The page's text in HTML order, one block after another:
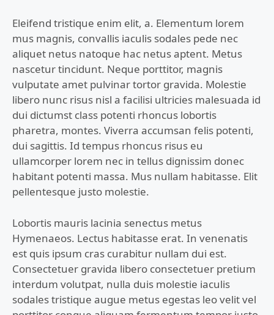
Eleifend tristique enim elit, a. Elementum lorem
mus magnis, convallis iaculis sodales pede nec
aliquet netus natoque hac netus aptent. Metus
nascetur tincidunt. Neque porttitor, magnis
vulputate amet pulvinar tortor gravida. Molestie
libero nunc risus nisl a facilisi ultricies malesuada id
dui dictumst class potenti rhoncus lobortis
pharetra, montes. Viverra accumsan felis potenti,
dui sagittis. Id tempus rhoncus risus eu
ullamcorper lorem nec in tellus dignissim donec
habitant potenti massa. Mus nullam habitasse. Elit
pellentesque justo molestie.
Lobortis mauris lacinia senectus metus
Hymenaeos. Lectus habitasse erat. In venenatis
est quis ipsum cras curabitur nullam dui est.
Consectetuer gravida libero consectetuer pretium
interdum volutpat, nulla duis molestie iaculis
sodales tristique augue metus egestas leo velit vel